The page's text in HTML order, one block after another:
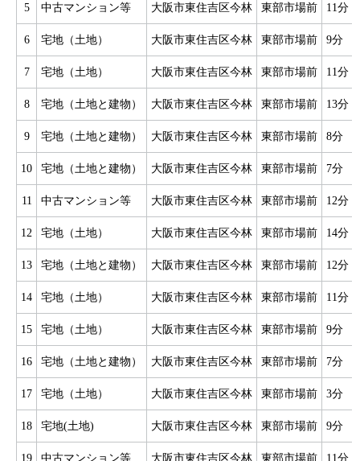
5 中古マンション等 大阪市東住吉区今林 東部市場前 11分
6 宅地（土地） 大阪市東住吉区今林 東部市場前 9分
7 宅地（土地） 大阪市東住吉区今林 東部市場前 11分
8 宅地（土地と建物） 大阪市東住吉区今林 東部市場前 13分
9 宅地（土地と建物） 大阪市東住吉区今林 東部市場前 8分
10 宅地（土地と建物） 大阪市東住吉区今林 東部市場前 7分
11 中古マンション等 大阪市東住吉区今林 東部市場前 12分
12 宅地（土地） 大阪市東住吉区今林 東部市場前 14分
13 宅地（土地と建物） 大阪市東住吉区今林 東部市場前 12分
14 宅地（土地） 大阪市東住吉区今林 東部市場前 11分
15 宅地（土地） 大阪市東住吉区今林 東部市場前 9分
16 宅地（土地と建物） 大阪市東住吉区今林 東部市場前 7分
17 宅地（土地） 大阪市東住吉区今林 東部市場前 3分
18 宅地(土地) 大阪市東住吉区今林 東部市場前 9分
19 中古マンション等 大阪市東住吉区今林 東部市場前 11分